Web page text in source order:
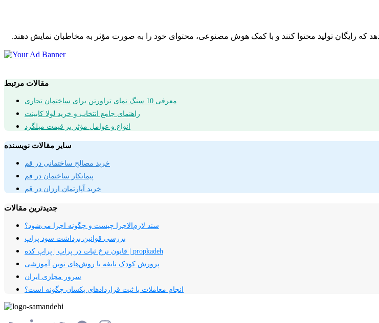
که رایگان تولید محتوا کنند و با کمک هوش مصنوعی، محتوای خود را به صورت مؤثر به مخاطبان نمایش دهند.
مقالات مرتبط
معرفی 10 سنگ نمای تراورتن برای ساختمان تجاری
راهنمای جامع انتخاب و خرید لولا کابینت
انواع و عوامل مؤثر بر قیمت میلگرد
سایر مقالات نویسنده
خرید مصالح ساختمانی در قم
پیمانکار ساختمان در قم
خرید آپارتمان ارزان در قم
جدیدترین مقالات
سند لازم‌الاجرا چیست و چگونه اجرا می‌شود؟
بررسی قوانین برداشت سود پراپ
قانون نرخ ثبات در پراپ | پراپ کده | propkadeh
پرورش کودک نابغه با روش‌های نوین آموزشی
سرور مجازی ایران
انجام معاملات با ثبت قراردادهای یکسان چگونه است؟